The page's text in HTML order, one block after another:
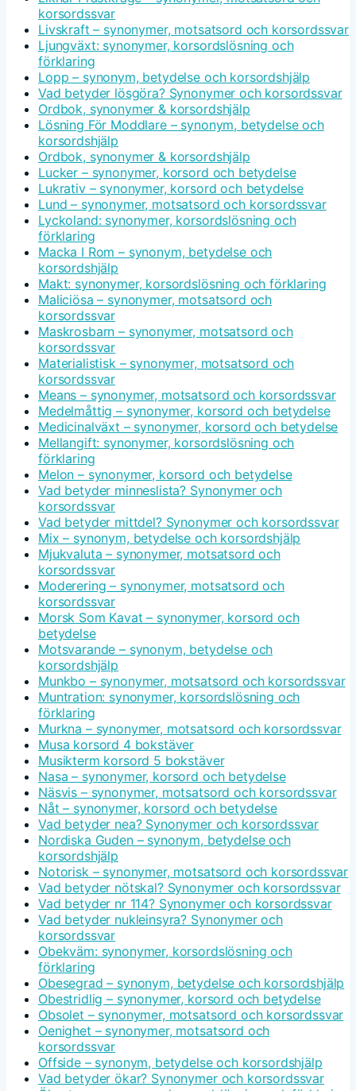
korsordssvar
Livskraft – synonymer, motsatsord och korsordssvar
Ljungväxt: synonymer, korsordslösning och
förklaring
Lopp – synonym, betydelse och korsordshjälp
Vad betyder lösgöra? Synonymer och korsordssvar
Ordbok, synonymer & korsordshjälp
Lösning För Moddlare – synonym, betydelse och
korsordshjälp
Ordbok, synonymer & korsordshjälp
Lucker – synonymer, korsord och betydelse
Lukrativ – synonymer, korsord och betydelse
Lund – synonymer, motsatsord och korsordssvar
Lyckoland: synonymer, korsordslösning och
förklaring
Macka I Rom – synonym, betydelse och
korsordshjälp
Makt: synonymer, korsordslösning och förklaring
Maliciösa – synonymer, motsatsord och
korsordssvar
Maskrosbarn – synonymer, motsatsord och
korsordssvar
Materialistisk – synonymer, motsatsord och
korsordssvar
Means – synonymer, motsatsord och korsordssvar
Medelmåttig – synonymer, korsord och betydelse
Medicinalväxt – synonymer, korsord och betydelse
Mellangift: synonymer, korsordslösning och
förklaring
Melon – synonymer, korsord och betydelse
Vad betyder minneslista? Synonymer och
korsordssvar
Vad betyder mittdel? Synonymer och korsordssvar
Mix – synonym, betydelse och korsordshjälp
Mjukvaluta – synonymer, motsatsord och
korsordssvar
Moderering – synonymer, motsatsord och
korsordssvar
Morsk Som Kavat – synonymer, korsord och
betydelse
Motsvarande – synonym, betydelse och
korsordshjälp
Munkbo – synonymer, motsatsord och korsordssvar
Muntration: synonymer, korsordslösning och
förklaring
Murkna – synonymer, motsatsord och korsordssvar
Musa korsord 4 bokstäver
Musikterm korsord 5 bokstäver
Nasa – synonymer, korsord och betydelse
Näsvis – synonymer, motsatsord och korsordssvar
Nåt – synonymer, korsord och betydelse
Vad betyder nea? Synonymer och korsordssvar
Nordiska Guden – synonym, betydelse och
korsordshjälp
Notorisk – synonymer, motsatsord och korsordssvar
Vad betyder nötskal? Synonymer och korsordssvar
Vad betyder nr 114? Synonymer och korsordssvar
Vad betyder nukleinsyra? Synonymer och
korsordssvar
Obekväm: synonymer, korsordslösning och
förklaring
Obesegrad – synonym, betydelse och korsordshjälp
Obestridlig – synonymer, korsord och betydelse
Obsolet – synonymer, motsatsord och korsordssvar
Oenighet – synonymer, motsatsord och
korsordssvar
Offside – synonym, betydelse och korsordshjälp
Vad betyder ökar? Synonymer och korsordssvar